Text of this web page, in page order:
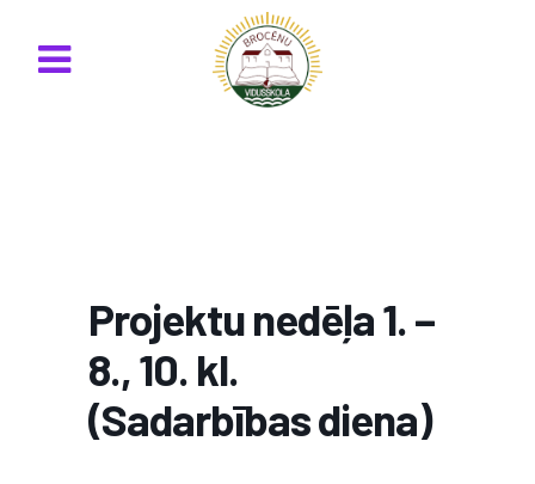
Projektu nedēļa 1. –
8., 10. kl.
(Sadarbības diena)